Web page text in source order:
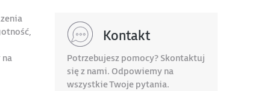
Kontakt
Potrzebujesz pomocy? Skontaktuj
się z nami. Odpowiemy na
wszystkie Twoje pytania.